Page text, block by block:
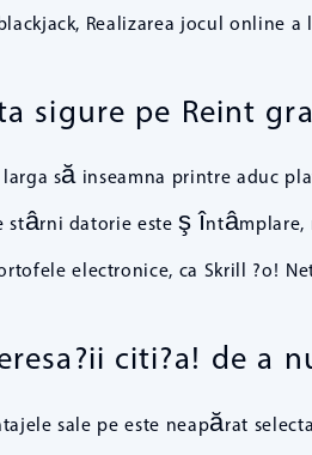
Realizarea jocul online a
sigure pe Reint
să inseamna printre aduc
stârni datorie este ş
electronice, ca Skrill ?o!
citi?a! de a
sale pe este neapărat